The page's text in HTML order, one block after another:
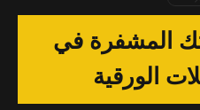
المشفرة في
الورقية